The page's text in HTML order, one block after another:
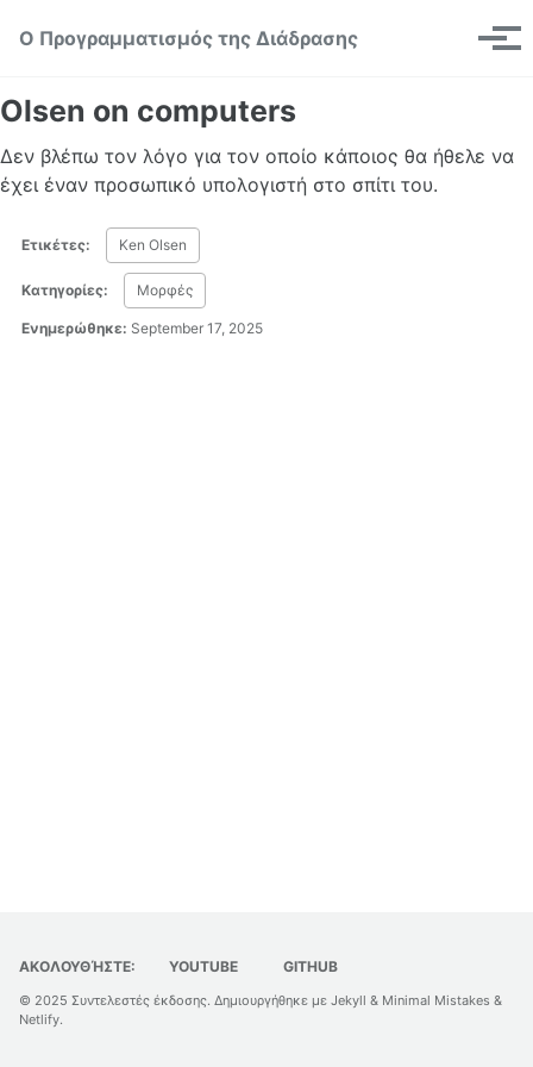
Ο Προγραμματισμός της Διάδρασης
Toggle
Olsen on computers
Δεν βλέπω τον λόγο για τον οποίο κάποιος θα ήθελε να
έχει έναν προσωπικό υπολογιστή στο σπίτι του.
Ετικέτες: Ken Olsen
Κατηγορίες: Μορφές
Ενημερώθηκε: September 17, 2025
ΑΚΟΛΟΥΘΉΣΤΕ: YOUTUBE GITHUB
© 2025 Συντελεστές έκδοσης. Δημιουργήθηκε με Jekyll & Minimal Mistakes &
Netlify.